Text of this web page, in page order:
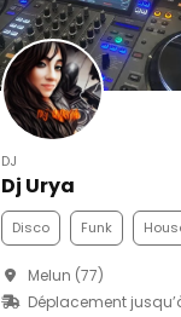
DJ
Dj Urya
Disco Funk
Melun (77)
Déplacement